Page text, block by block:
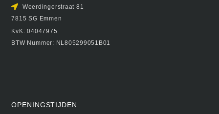
Weerdingerstraat 81
7815 SG Emmen
KvK: 04047975
BTW Nummer: NL805299051B01
OPENINGSTIJDEN